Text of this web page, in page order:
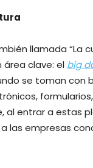
llamada “La
clave: el big
se toman con
al entrar a estas
las empresas